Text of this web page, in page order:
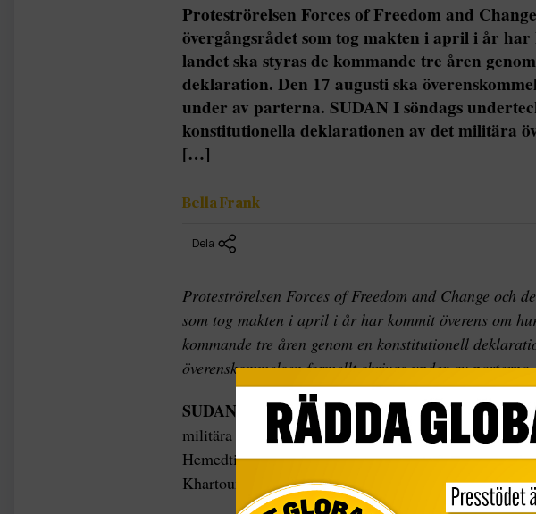
Proteströrelsen Forces of Freedom and
övergångsrådet som tog makten i april i år
landet ska styras de kommande tre åren
deklaration. Den 17 augusti ska
under av parterna. SUDAN I söndags
konstitutionella deklarationen av det militära
[…]
Bella Frank
Dela
Proteströrelsen Forces of Freedom and Change och
som tog makten i april i år har kommit överens om
kommande tre åren genom en konstitutionell
överenskommelsen formellt skrivas under av parterna.
SUDAN I söndags undertecknades den
militära övergångsrådets andreman Mohamed
Hemedti, och protestledaren Ahmed Rabie. Under
Khartoum närvarade medlare från Etiopien och